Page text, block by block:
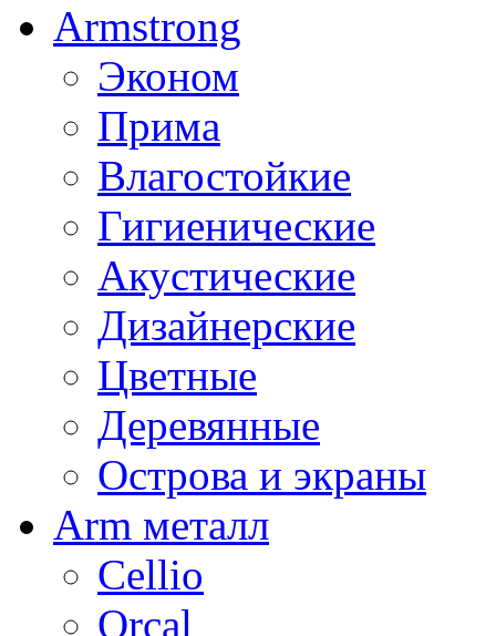
Armstrong
Эконом
Прима
Влагостойкие
Гигиенические
Акустические
Дизайнерские
Цветные
Деревянные
Острова и экраны
Arm металл
Cellio
Orcal